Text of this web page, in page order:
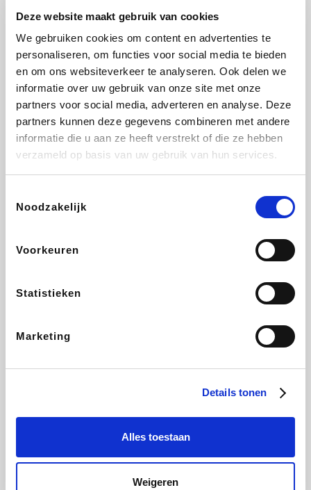
Deze website maakt gebruik van cookies
We gebruiken cookies om content en advertenties te
personaliseren, om functies voor social media te bieden
en om ons websiteverkeer te analyseren. Ook delen we
informatie over uw gebruik van onze site met onze
partners voor social media, adverteren en analyse. Deze
partners kunnen deze gegevens combineren met andere
informatie die u aan ze heeft verstrekt of die ze hebben
verzameld op basis van uw gebruik van hun services.
Noodzakelijk
Voorkeuren
Statistieken
Marketing
Details tonen
Alles toestaan
Weigeren
Sarenza Interhome Schiesser Bolt Energie
DeubaXXL
Ekoi About You
My Jewellery Tennis Point Samsung Delonghi